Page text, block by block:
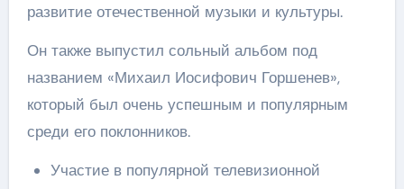
развитие отечественной музыки и культуры.
Он также выпустил сольный альбом под
названием «Михаил Иосифович Горшенев»,
который был очень успешным и популярным
среди его поклонников.
Участие в популярной телевизионной